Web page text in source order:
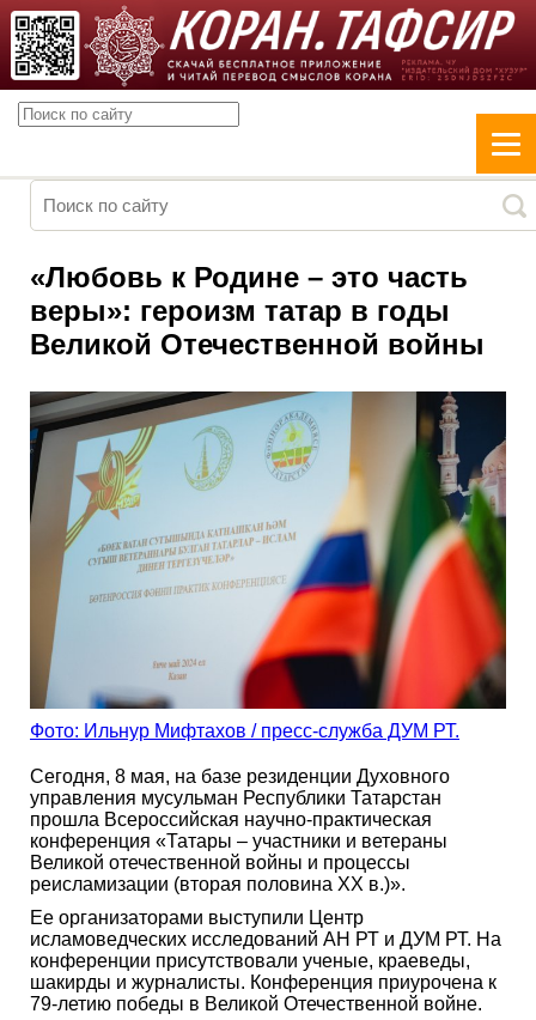
«Любовь к Родине – это часть
веры»: героизм татар в годы
Великой Отечественной войны
Фото: Ильнур Мифтахов / пресс-служба ДУМ РТ.
Сегодня, 8 мая, на базе резиденции Духовного
управления мусульман Республики Татарстан
прошла Всероссийская научно-практическая
конференция «Татары – участники и ветераны
Великой отечественной войны и процессы
реисламизации (вторая половина ХХ в.)».
Ее организаторами выступили Центр
исламоведческих исследований АН РТ и ДУМ РТ. На
конференции присутствовали ученые, краеведы,
шакирды и журналисты. Конференция приурочена к
79-летию победы в Великой Отечественной войне.